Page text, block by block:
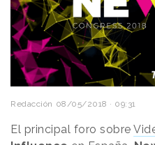
Redacción 08/05/2018 · 09:31
El principal foro sobre